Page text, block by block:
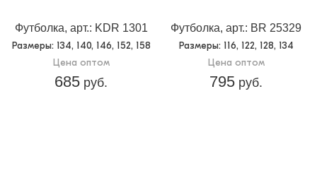
Футболка, арт.: KDR 1301
Размеры: 134, 140, 146, 152, 158
Цена оптом
685 руб.
Футболка, арт.: BR 25329
Размеры: 116, 122, 128, 134
Цена оптом
795 руб.